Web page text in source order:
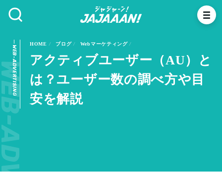
HOME ブログ Webマーケティング
アクティブユーザー（AU）と
は？ユーザー数の調べ方や目
安を解説
WEB-ADVERTISING